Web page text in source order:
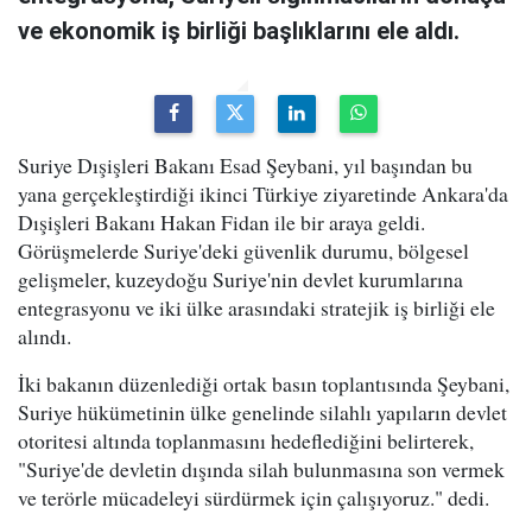
ve ekonomik iş birliği başlıklarını ele aldı.
Suriye Dışişleri Bakanı Esad Şeybani, yıl başından bu
yana gerçekleştirdiği ikinci Türkiye ziyaretinde Ankara'da
Dışişleri Bakanı Hakan Fidan ile bir araya geldi.
Görüşmelerde Suriye'deki güvenlik durumu, bölgesel
gelişmeler, kuzeydoğu Suriye'nin devlet kurumlarına
entegrasyonu ve iki ülke arasındaki stratejik iş birliği ele
alındı.
İki bakanın düzenlediği ortak basın toplantısında Şeybani,
Suriye hükümetinin ülke genelinde silahlı yapıların devlet
otoritesi altında toplanmasını hedeflediğini belirterek,
"Suriye'de devletin dışında silah bulunmasına son vermek
ve terörle mücadeleyi sürdürmek için çalışıyoruz." dedi.